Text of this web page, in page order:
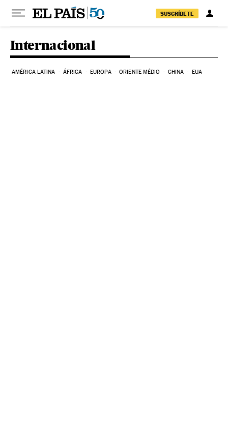
Pular para o conteúdo
SUSCRÍBETE
Internacional
AMÉRICA LATINA ÁFRICA EUROPA ORIENTE MÉDIO CHINA EUA